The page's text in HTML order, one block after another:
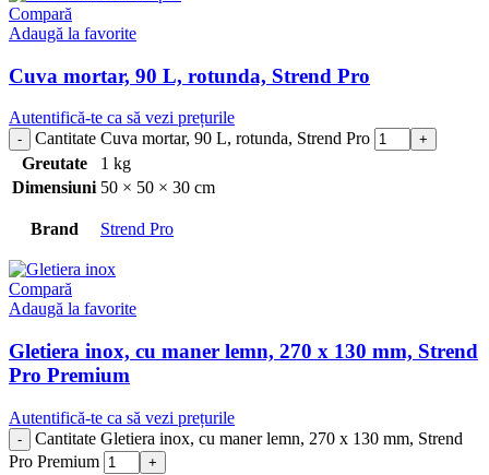
Compară
Adaugă la favorite
Cuva mortar, 90 L, rotunda, Strend Pro
Autentifică-te ca să vezi prețurile
Cantitate Cuva mortar, 90 L, rotunda, Strend Pro
Greutate
1 kg
Dimensiuni 50 × 50 × 30 cm
Brand Strend Pro
Compară
Adaugă la favorite
Gletiera inox, cu maner lemn, 270 x 130 mm, Strend
Pro Premium
Autentifică-te ca să vezi prețurile
Cantitate Gletiera inox, cu maner lemn, 270 x 130 mm, Strend
Pro Premium